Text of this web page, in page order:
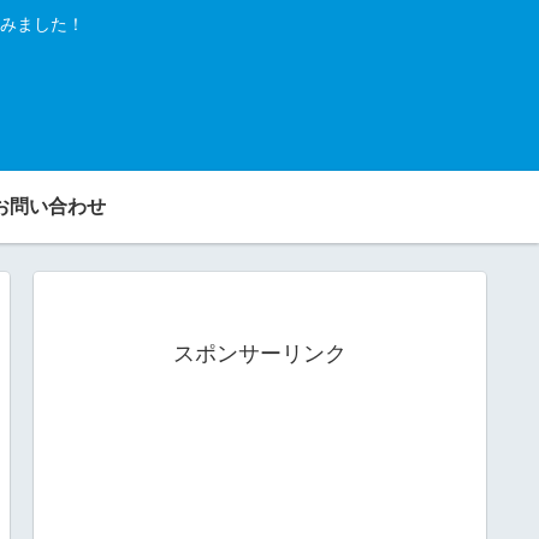
ました！
問い合わせ
スポンサーリンク